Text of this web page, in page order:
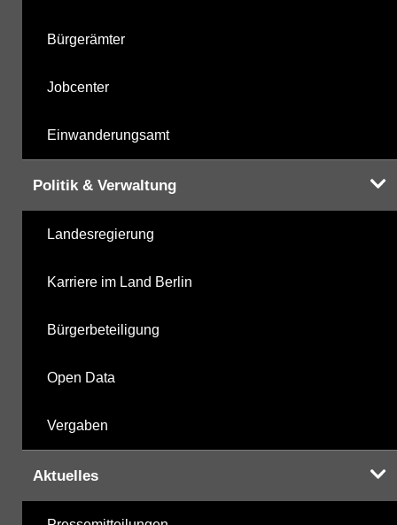
Bürgerämter
Jobcenter
Einwanderungsamt
Politik & Verwaltung
Landesregierung
Karriere im Land Berlin
Bürgerbeteiligung
Open Data
Vergaben
Aktuelles